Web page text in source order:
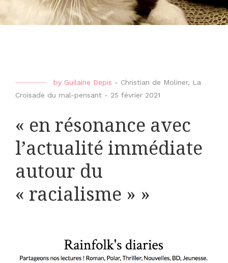
by Guilaine Depis - Christian de Moliner, La
Croisade du mal-pensant - 25 février 2021
« en résonance avec
l’actualité immédiate
autour du
« racialisme » »